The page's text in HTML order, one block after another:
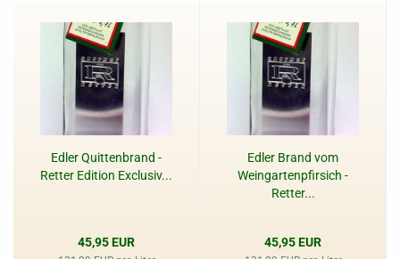
Edler Quittenbrand -
Retter Edition Exclusiv...
45,95 EUR
Edler Brand vom
Weingartenpfirsich -
Retter...
45,95 EUR